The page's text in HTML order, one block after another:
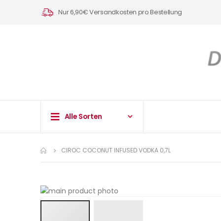
Nur 6,90€ Versandkosten pro Bestellung
Alle Sorten
CIROC COCONUT INFUSED VODKA 0,7L
Zum
Ende